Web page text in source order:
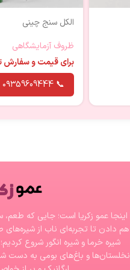
الکل سنج چینی
ظروف آزمایشگاهی
برای قیمت و سفارش
📞 ۰۹۳59609444
اینجا عمو زکریا است؛ جایی که
هم دادن تا تجربه‌ای ناب از
شیره‌ خرما و شیره انگور شروع
نخلستان‌ها و باغ‌های بومی به دست